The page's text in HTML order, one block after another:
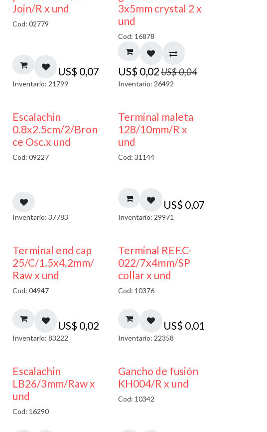
Join/R x und
Cod: 02779
US$ 0,07
Inventario: 21799
3x5mm crystal 2 x
und
Cod: 16878
US$ 0,02US$0,04
Inventario: 26492
Escalachin
0.8x2.5cm/2/Bron
ce Osc.x und
Cod: 09227
Inventario: 37783
Terminal maleta
128/10mm/R x
und
Cod: 31144
US$ 0,07
Inventario: 29971
Terminal end cap
25/C/1.5x4.2mm/
Raw x und
Cod: 04947
US$ 0,02
Inventario: 83222
Terminal REF.C-
022/7x4mm/SP
collar x und
Cod: 10376
US$ 0,01
Inventario: 22358
Escalachin
LB26/3mm/Raw x
und
Cod: 16290
Gancho de fusión
KH004/R x und
Cod: 10342